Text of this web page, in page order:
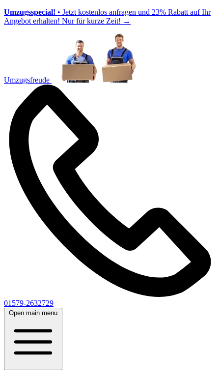
Umzugsspecial! • Jetzt kostenlos anfragen und 23% Rabatt auf Ihr
Angebot erhalten! Nur für kurze Zeit! →
Umzugsfreude
01579-2632729
Open main menu